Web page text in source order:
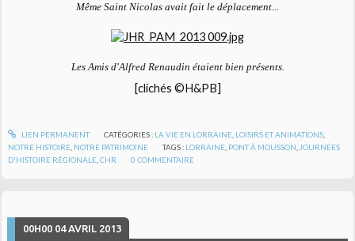
Même Saint Nicolas avait fait le déplacement...
Les Amis d'Alfred Renaudin étaient bien présents.
[clichés ©H&PB]
LIEN PERMANENT CATÉGORIES : LA VIE EN LORRAINE, LOISIRS ET ANIMATIONS,
NOTRE HISTOIRE NOTRE PATRIMOINE TAGS : LORRAINE PONT À MOUSSON JOURNÉES
D'HISTOIRE RÉGIONALE ,CHR 0 COMMENTAIRE
00H00 04 AVRIL 2013